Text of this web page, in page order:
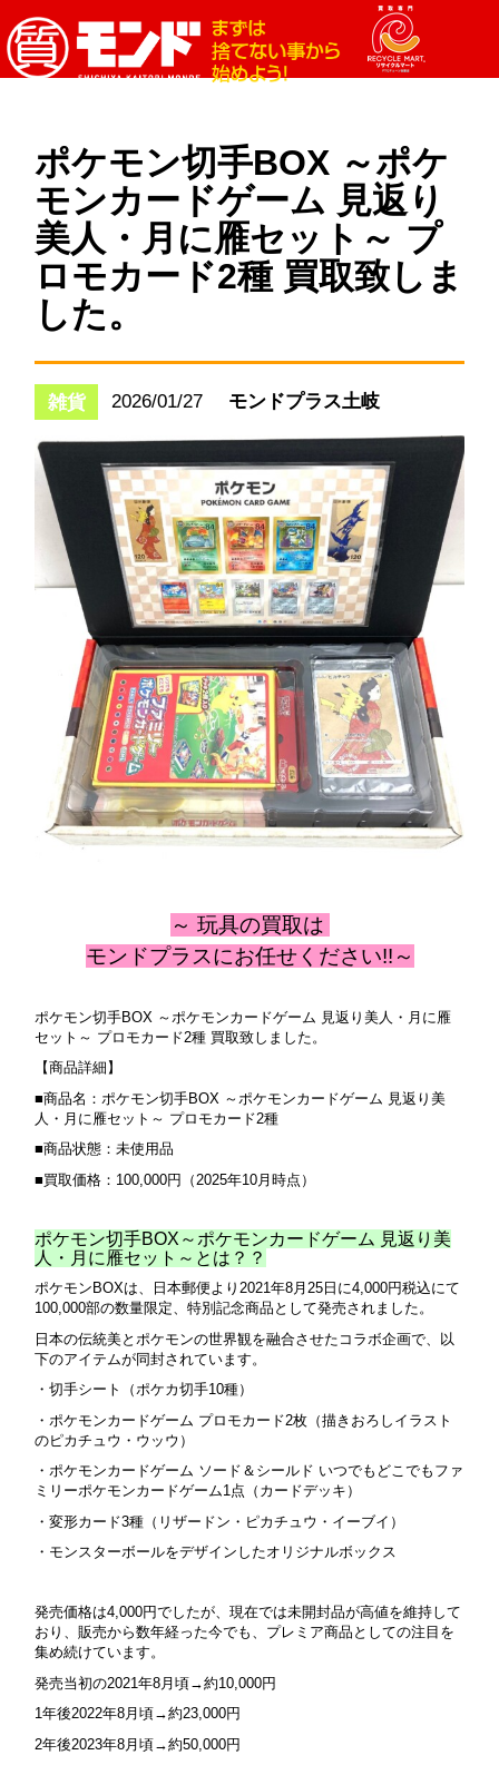
ポケモン切手BOX ～ポケ
モンカードゲーム 見返り
美人・月に雁セット～ プ
ロモカード2種 買取致しま
した。
雑貨 2026/01/27 モンドプラス土岐
～ 玩具の買取は
モンドプラスにお任せください!!～
ポケモン切手BOX ～ポケモンカードゲーム 見返り美人・月に雁
セット～ プロモカード2種 買取致しました。
【商品詳細】
■商品名：ポケモン切手BOX ～ポケモンカードゲーム 見返り美
人・月に雁セット～ プロモカード2種
■商品状態：未使用品
■買取価格：100,000円（2025年10月時点）
ポケモン切手BOX～ポケモンカードゲーム 見返り美
人・月に雁セット～とは？？
ポケモンBOXは、日本郵便より2021年8月25日に4,000円税込にて
100,000部の数量限定、特別記念商品として発売されました。
日本の伝統美とポケモンの世界観を融合させたコラボ企画で、以
下のアイテムが同封されています。
・切手シート（ポケカ切手10種）
・ポケモンカードゲーム プロモカード2枚（描きおろしイラスト
のピカチュウ・ウッウ）
・ポケモンカードゲーム ソード＆シールド いつでもどこでもファ
ミリーポケモンカードゲーム1点（カードデッキ）
・変形カード3種（リザードン・ピカチュウ・イーブイ）
・ モンスターボールをデザインしたオリジナルボックス
発売価格は4,000円でしたが、現在では未開封品が高値を維持して
おり、販売から数年経った今でも、プレミア商品としての注目を
集め続けています。
発売当初の2021年8月頃→約10,000円
1年後2022年8月頃→約23,000円
2年後2023年8月頃→約50,000円